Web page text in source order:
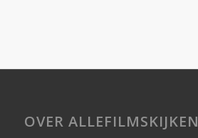
OVER ALLEFILMSKIJKEN